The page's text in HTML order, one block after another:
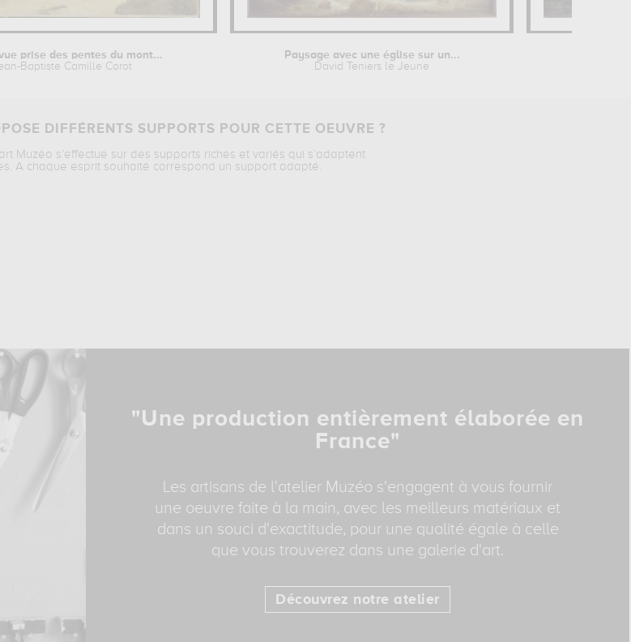
prise des pentes du mont...
Baptiste Camille Corot
Paysage avec une église sur un...
David Teniers le Jeune
DIFFÉRENTS SUPPORTS POUR CETTE OEUVRE ?
Muzéo s’effectue sur des supports riches et variés qui s’adaptent
A chaque esprit souhaité correspond un support adapté.
"Une production entièrement élaborée en
France"
Les artisans de l'atelier Muzéo s'engagent à vous fournir
une oeuvre faite à la main, avec les meilleurs matériaux et
dans un souci d'exactitude, pour une qualité égale à celle
que vous trouverez dans une galerie d'art.
Découvrez notre atelier